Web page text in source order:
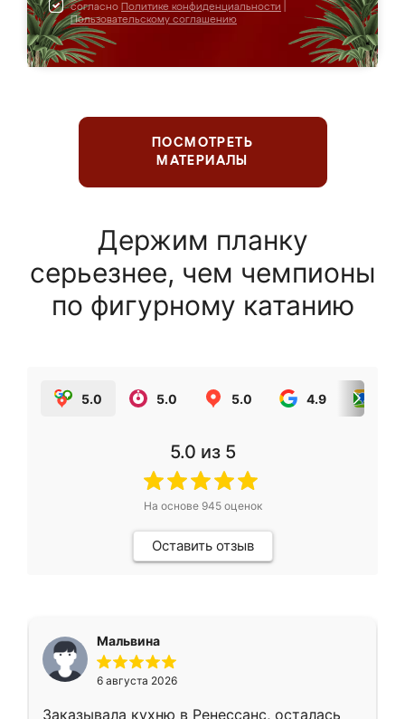
согласно Политике конфиденциальности
Пользовательскому соглашению
ПОСМОТРЕТЬ
МАТЕРИАЛЫ
Держим планку
серьезнее, чем чемпионы
по фигурному катанию
5.0 5.0 5.0 4.9
5.0 из 5
На основе 945оценок
Оставить отзыв
Мальвина
6 августа 2026
Заказывала кухню в Ренессанс, осталась